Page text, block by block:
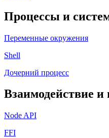
Процессы и
Переменные окружения
Shell
Дочерний процесс
Взаимодействие
Node API
FFI